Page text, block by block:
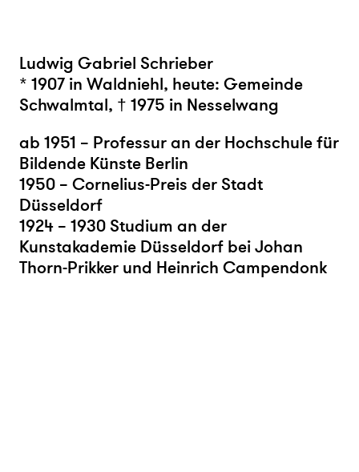
Ludwig Gabriel Schrieber
* 1907 in Waldniehl, heute: Gemeinde
Schwalmtal, † 1975 in Nesselwang
ab 1951 – Professur an der Hochschule für
Bildende Künste Berlin
1950 – Cornelius-Preis der Stadt
Düsseldorf
1924 – 1930 Studium an der
Kunstakademie Düsseldorf bei Johan
Thorn-Prikker und Heinrich Campendonk